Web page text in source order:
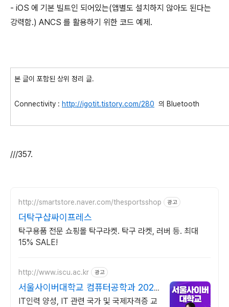
- iOS 에 기본 빌트인 되어있는(앱별도 설치하지 않아도 된다는
강력함.) ANCS 를 활용하기 위한 코드 예제.
본 글이 포함된 상위 정리 글.
Connectivity : http://igotit.tistory.com/280 의 Bluetooth
///357.
http://smartstore.naver.com/thesportsshop 광고
더탁구샵싸이프레스
탁구용품 전문 쇼핑몰 탁구라켓. 탁구 라켓, 러버 등. 최대
15% SALE!
http://www.iscu.ac.kr 광고
서울사이버대학교 컴퓨터공학과 2026
가을학기 신편입생
IT인력 양성, IT 관련 국가 및 국제자격증 교